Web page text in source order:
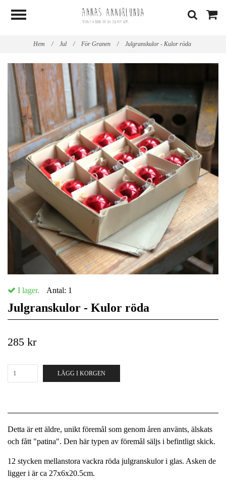
Hem / Jul / För Granen / Julgranskulor - Kulor röda
I lager. Antal: 1
Julgranskulor - Kulor röda
285 kr
LÄGG I KORGEN
Detta är ett äldre, unikt föremål som genom åren använts, älskats
och fått "patina". Den här typen av föremål säljs i befintligt skick.
12 stycken mellanstora vackra röda julgranskulor i glas. Asken de
ligger i är ca 27x6x20.5cm.